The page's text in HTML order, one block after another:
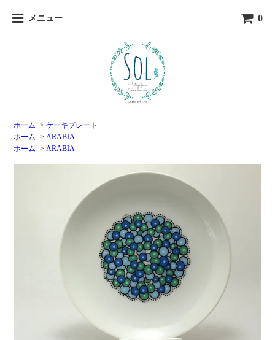
メニュー 0
ホーム >ケーキプレート
ホーム > ARABIA
ホーム > ARABIA